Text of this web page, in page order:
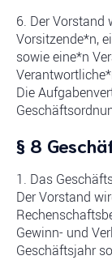
6. Der Vorstand
Vorsitzende*n,
sowie eine*n
Die
§ 8
1. Das
Der Vorstand
Gewinn- und
Geschäftsjahr